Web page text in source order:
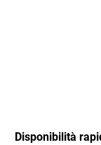
Disponibilità